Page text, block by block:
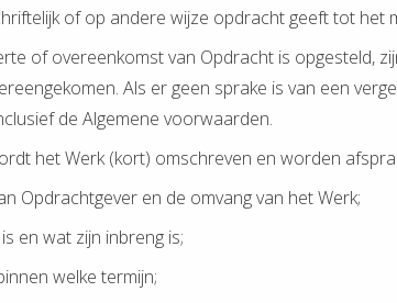
of op andere wijze opdracht geeft tot het
of overeenkomst van Opdracht is opgesteld,
Als er geen sprake is van een
de Algemene voorwaarden.
het Werk (kort) omschreven en worden
Opdrachtgever en de omvang van het Werk;
en wat zijn inbreng is;
welke termijn;